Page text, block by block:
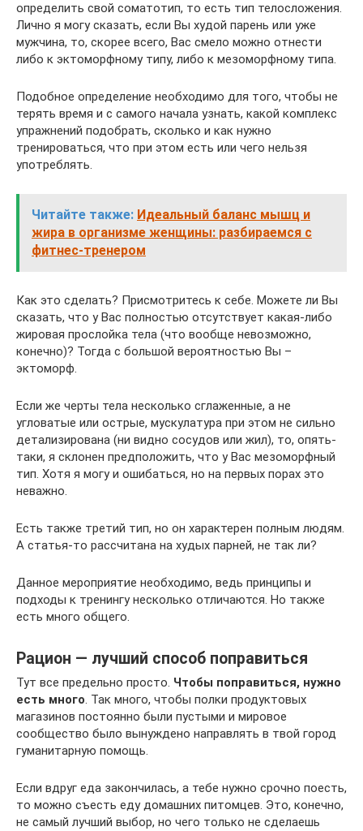
определить свой соматотип, то есть тип телосложения.
Лично я могу сказать, если Вы худой парень или уже
мужчина, то, скорее всего, Вас смело можно отнести
либо к эктоморфному типу, либо к мезоморфному типа.
Подобное определение необходимо для того, чтобы не
терять время и с самого начала узнать, какой комплекс
упражнений подобрать, сколько и как нужно
тренироваться, что при этом есть или чего нельзя
употреблять.
Читайте также: Идеальный баланс мышц и
жира в организме женщины: разбираемся с
фитнес-тренером
Как это сделать? Присмотритесь к себе. Можете ли Вы
сказать, что у Вас полностью отсутствует какая-либо
жировая прослойка тела (что вообще невозможно,
конечно)? Тогда с большой вероятностью Вы –
эктоморф.
Если же черты тела несколько сглаженные, а не
угловатые или острые, мускулатура при этом не сильно
детализирована (ни видно сосудов или жил), то, опять-
таки, я склонен предположить, что у Вас мезоморфный
тип. Хотя я могу и ошибаться, но на первых порах это
неважно.
Есть также третий тип, но он характерен полным людям.
А статья-то рассчитана на худых парней, не так ли?
Данное мероприятие необходимо, ведь принципы и
подходы к тренингу несколько отличаются. Но также
есть много общего.
Рацион — лучший способ поправиться
Тут все предельно просто. Чтобы поправиться, нужно
есть много. Так много, чтобы полки продуктовых
магазинов постоянно были пустыми и мировое
сообщество было вынуждено направлять в твой город
гуманитарную помощь.
Если вдруг еда закончилась, а тебе нужно срочно поесть,
то можно съесть еду домашних питомцев. Это, конечно,
не самый лучший выбор, но чего только не сделаешь